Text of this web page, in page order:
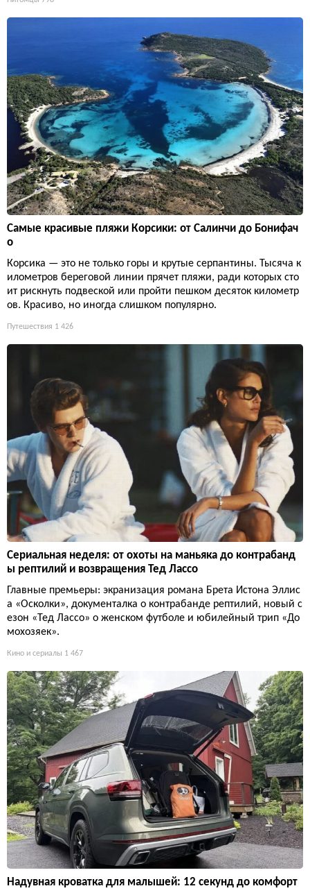
Самые красивые пляжи Корсики: от Салинчи до Бонифач
о
Корсика — это не только горы и крутые серпантины. Тысяча к
илометров береговой линии прячет пляжи, ради которых сто
ит рискнуть подвеской или пройти пешком десяток километр
ов. Красиво, но иногда слишком популярно.
Путешествия 1 426
Сериальная неделя: от охоты на маньяка до контрабанд
ы рептилий и возвращения Тед Лассо
Главные премьеры: экранизация романа Брета Истона Эллис
а «Осколки», документалка о контрабанде рептилий, новый с
езон «Тед Лассо» о женском футболе и юбилейный трип «До
мохозяек».
Кино и сериалы 1 467
Надувная кроватка для малышей: 12 секунд до комфорт